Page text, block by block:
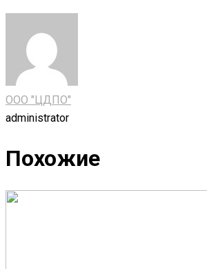
ООО "ЦДПО"
administrator
Похожие